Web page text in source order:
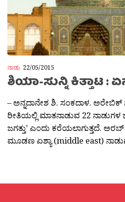
ನಾಡು 22/05/2015
ಶಿಯಾ-ಸುನ್ನಿ ಕಿತ್ತಾಟ :
– ಅನ್ನದಾನೇಶ ಶಿ. ಸಂಕದಾಳ.
ರೀತಿಯಲ್ಲಿ ಮಾತನಾಡುವ 22 ನಾಡುಗಳ
ಜಗತ್ತು’ ಎಂದು ಕರೆಯಲಾಗುತ್ತದೆ. ಅರಬ್
ಮೂಡಣ ಏಶ್ಯಾ (middle east)